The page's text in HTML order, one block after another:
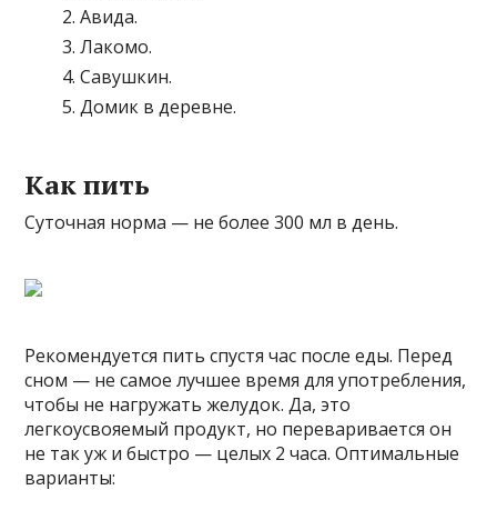
Авида.
Лакомо.
Савушкин.
Домик в деревне.
Как пить
Суточная норма — не более 300 мл в день.
Рекомендуется пить спустя час после еды. Перед
сном — не самое лучшее время для употребления,
чтобы не нагружать желудок. Да, это
легкоусвояемый продукт, но переваривается он
не так уж и быстро — целых 2 часа. Оптимальные
варианты: